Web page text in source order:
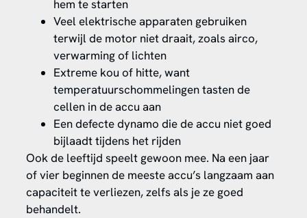
hem te starten
Veel elektrische apparaten gebruiken
terwijl de motor niet draait, zoals airco,
verwarming of lichten
Extreme kou of hitte, want
temperatuurschommelingen tasten de
cellen in de accu aan
Een defecte dynamo die de accu niet goed
bijlaadt tijdens het rijden
Ook de leeftijd speelt gewoon mee. Na een jaar
of vier beginnen de meeste accu’s langzaam aan
capaciteit te verliezen, zelfs als je ze goed
behandelt.